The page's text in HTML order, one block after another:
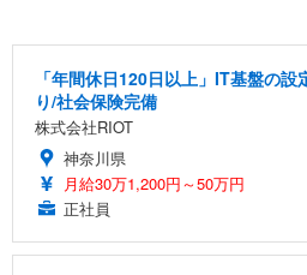
「年間休日120日以上」IT基盤の
り/社会保険完備
株式会社RIOT
神奈川県
月給30万1,200円～50万円
正社員